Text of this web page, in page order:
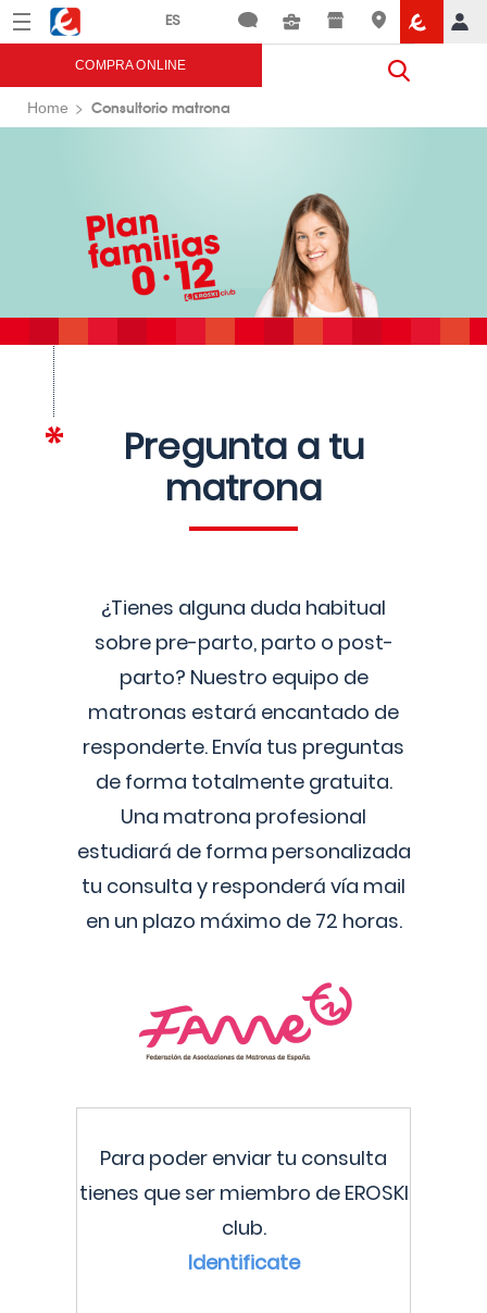
Menú Eroski
COMPRA ONLINE
Home Consultorio matrona
Pregunta a tu
matrona
¿Tienes alguna duda habitual
sobre pre-parto, parto o post-
parto? Nuestro equipo de
matronas estará encantado de
responderte. Envía tus preguntas
de forma totalmente gratuita.
Una matrona profesional
estudiará de forma personalizada
tu consulta y responderá vía mail
en un plazo máximo de 72 horas.
Para poder enviar tu consulta
tienes que ser miembro de EROSKI
club.
Identificate